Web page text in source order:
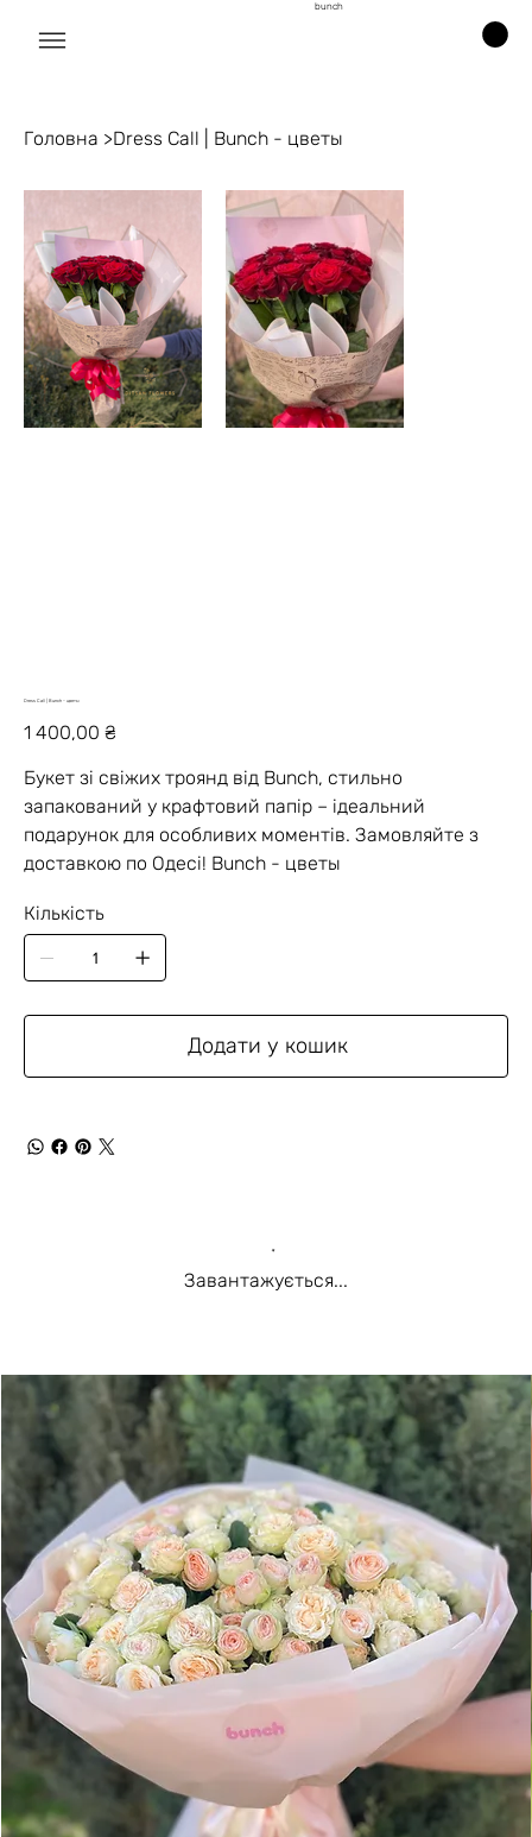
bunch
Головна >Dress Call | Bunch - цветы
Dress Call | Bunch - цветы
Ціна
1 400,00 ₴
Букет зі свіжих троянд від Bunch, стильно
запакований у крафтовий папір – ідеальний
подарунок для особливих моментів. Замовляйте з
доставкою по Одесі! Bunch - цветы
Кількість
Додати у кошик
Завантажується...